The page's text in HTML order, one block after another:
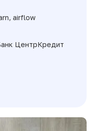
airflow
ЦентрКредит